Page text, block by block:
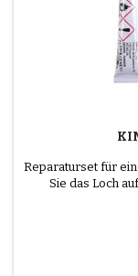
Reparaturset für
Sie das Loch
Oberfläche,
die Oberfläche. 4/
Loch